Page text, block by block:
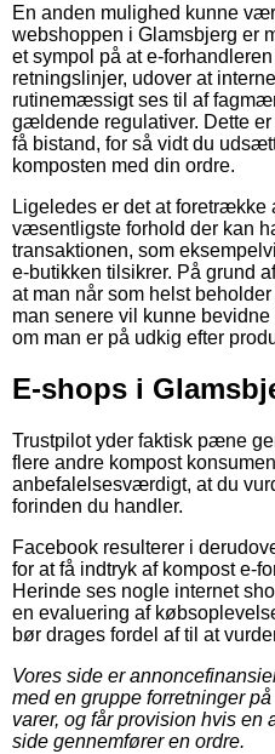
En anden mulighed kunne
webshoppen i Glamsbjerg er
et sympol på at e-
retningslinjer, udover at
rutinemæssigt ses til af
gældende regulativer. Dette
få bistand, for så vidt du
komposten med din ordre.
Ligeledes er det at foretrække
væsentligste forhold der kan
transaktionen, som
e-butikken tilsikrer. På grund
at man når som helst
man senere vil kunne
om man er på udkig efter
E-shops i
Trustpilot yder faktisk pæne
flere andre kompost
anbefalelsesværdigt, at du
forinden du handler.
Facebook resulterer i
for at få indtryk af kompost e-
Herinde ses nogle internet
en evaluering af
bør drages fordel af til at
Vores side er
med en gruppe forretninger
varer, og får provision hvis en
side gennemfører en ordre.